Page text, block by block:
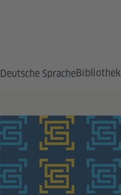
Deutsche SpracheBibliothek